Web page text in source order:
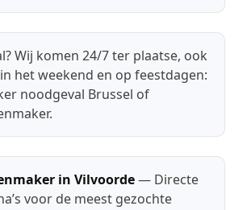
Wij komen 24/7 ter plaatse, ook
het weekend en op feestdagen:
noodgeval Brussel of
.
in Vilvoorde— Directe
voor de meest gezochte